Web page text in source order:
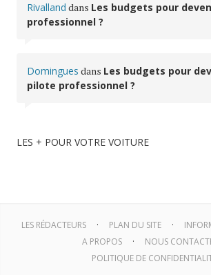
Rivalland dans Les budgets pour
professionnel ?
Domingues dans Les budgets pour
pilote professionnel ?
LES + POUR VOTRE VOITURE
LES RÉDACTEURS PLAN DU SITE
A PROPOS
NOUS
POLITIQUE DE